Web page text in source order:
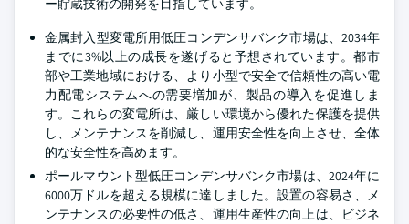
ー貯蔵技術の開発を目指しています。
金属封入型変電所用低圧コンデンサバンク市場は、2034年
までに3%以上の成長を遂げると予想されています。都市
部や工業地域における、より小型で安全で信頼性の高い電
力配電システムへの需要増加が、製品の導入を促進しま
す。これらの変電所は、厳しい環境から優れた保護を提供
し、メンテナンスを削減し、運用安全性を向上させ、全体
的な安全性を高めます。
ポールマウント型低圧コンデンサバンク市場は、2024年に
6000万ドルを超える規模に達しました。設置の容易さ、メ
ンテナンスの必要性の低さ、運用生産性の向上は、ビジネ